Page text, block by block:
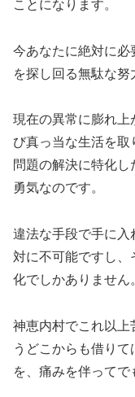
ことになります。
今あなたに絶対に必
を探し回る無駄な努
現在の異常に膨れ上
び真っ当な生活を
問題の解決に特化
勇気なのです。
違法な手段で手に入
対に不可能ですし
化でしかありません
神恵内村でこれ以上
うどこからも借り
を、痛みを伴ってで